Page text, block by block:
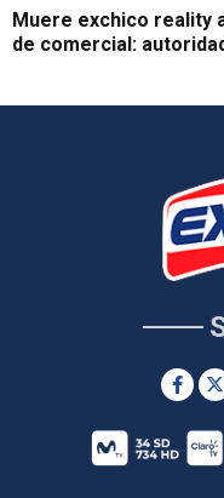
Muere exchico reality
de comercial: